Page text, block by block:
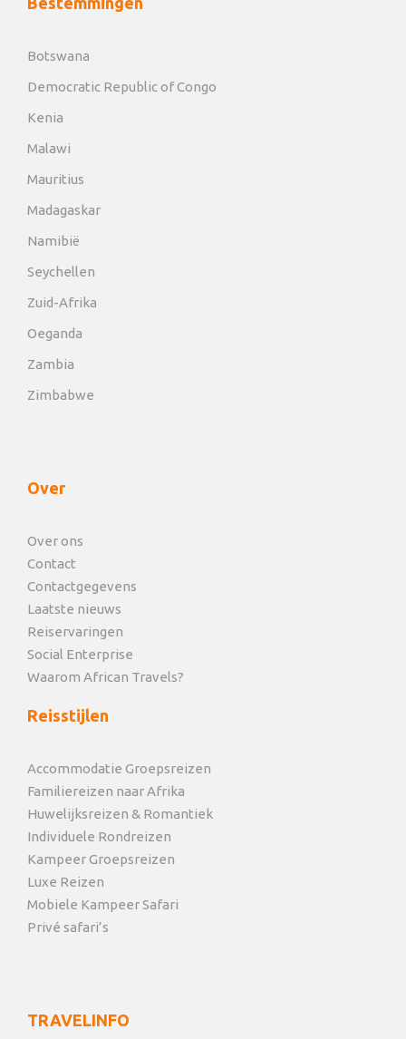
Botswana
Democratic Republic of Congo
Kenia
Malawi
Mauritius
Madagaskar
Namibië
Seychellen
Zuid-Afrika
Oeganda
Zambia
Zimbabwe
Over
Over ons
Contact
Contactgegevens
Laatste nieuws
Reiservaringen
Social Enterprise
Waarom African Travels?
Reisstijlen
Accommodatie Groepsreizen
Familiereizen naar Afrika
Huwelijksreizen & Romantiek
Individuele Rondreizen
Kampeer Groepsreizen
Luxe Reizen
Mobiele Kampeer Safari
Privé safari’s
TRAVELINFO